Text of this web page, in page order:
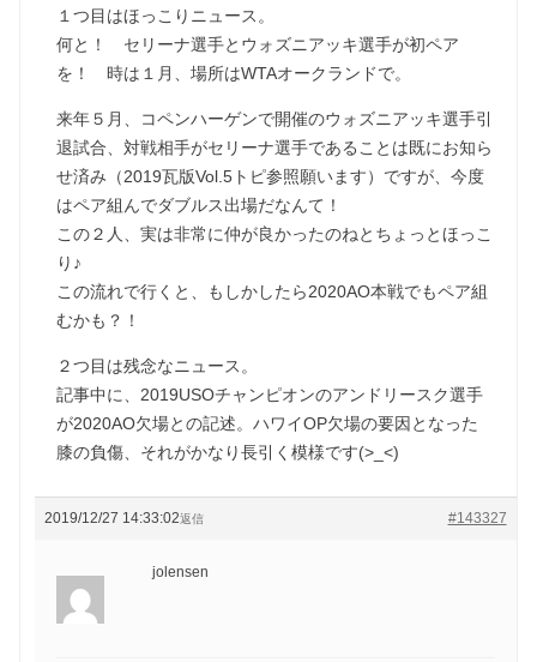
１つ目はほっこりニュース。
何と！ セリーナ選手とウォズニアッキ選手が初ペア
を！ 時は１月、場所はWTAオークランドで。
来年５月、コペンハーゲンで開催のウォズニアッキ選手引
退試合、対戦相手がセリーナ選手であることは既にお知ら
せ済み（2019瓦版Vol.5トピ参照願います）ですが、今度
はペア組んでダブルス出場だなんて！
この２人、実は非常に仲が良かったのねとちょっとほっこ
り♪
この流れで行くと、もしかしたら2020AO本戦でもペア組
むかも？！
２つ目は残念なニュース。
記事中に、2019USOチャンピオンのアンドリースク選手
が2020AO欠場との記述。ハワイOP欠場の要因となった
膝の負傷、それがかなり長引く模様です(>_<)
2019/12/27 14:33:02 #143327
返信
jolensen